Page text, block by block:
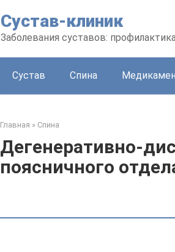
Сустав-клиник
Заболевания суставов:
Сустав Спина
Главная » Спина
Дегенеративно-
поясничного